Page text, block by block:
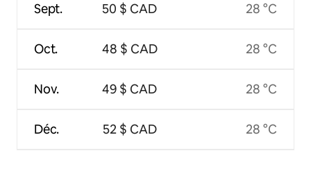
Sept.
Oct.
Nov.
Déc.
50 $ CAD
48 $ CAD
49 $ CAD
52 $ CAD
28 °C
28 °C
28 °C
28 °C